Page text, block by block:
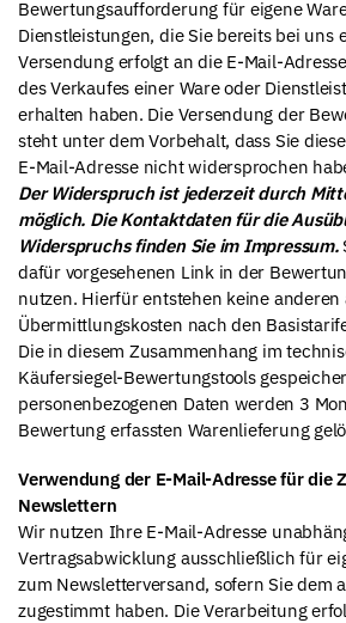
Bewertungsaufforderung für eigene
Dienstleistungen, die Sie bereits bei uns
Versendung erfolgt an die E-Mail-
des Verkaufes einer Ware oder
erhalten haben. Die Versendung der
steht unter dem Vorbehalt, dass Sie
E-Mail-Adresse nicht widersprochen
Der Widerspruch ist jederzeit durch
möglich. Die Kontaktdaten für die
Widerspruchs finden Sie im Impressum.
dafür vorgesehenen Link in der
nutzen. Hierfür entstehen keine anderen
Übermittlungskosten nach den
Die in diesem Zusammenhang im
Käufersiegel-Bewertungstools
personenbezogenen Daten werden 3
Bewertung erfassten Warenlieferung
Verwendung der E-Mail-Adresse für die
Newslettern
Wir nutzen Ihre E-Mail-Adresse
Vertragsabwicklung ausschließlich für
zum Newsletterversand, sofern Sie dem
zugestimmt haben. Die Verarbeitung